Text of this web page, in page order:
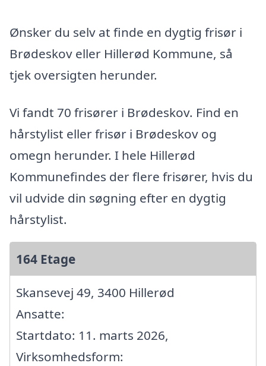
Ønsker du selv at finde en dygtig frisør i
Brødeskov eller Hillerød Kommune, så
tjek oversigten herunder.
Vi fandt 70 frisører i Brødeskov. Find en
hårstylist eller frisør i Brødeskov og
omegn herunder. I hele Hillerød
Kommunefindes der flere frisører, hvis du
vil udvide din søgning efter en dygtig
hårstylist.
164 Etage
Skansevej 49, 3400 Hillerød
Ansatte:
Startdato: 11. marts 2026,
Virksomhedsform: